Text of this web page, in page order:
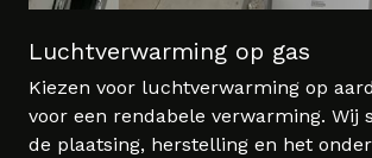
Luchtverwarming op gas
Kiezen voor luchtverwarming op
voor een rendabele verwarming. Wij
de plaatsing, herstelling en het